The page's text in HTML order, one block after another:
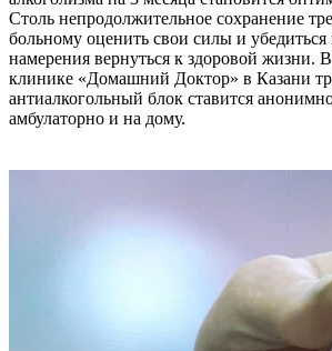
Столь непродолжительное сохранение
больному оценить свои силы и убедиться
намерения вернуться к здоровой жизни.
клинике «Домашний Доктор» в Казани
антиалкогольный блок ставится
амбулаторно и на дому.